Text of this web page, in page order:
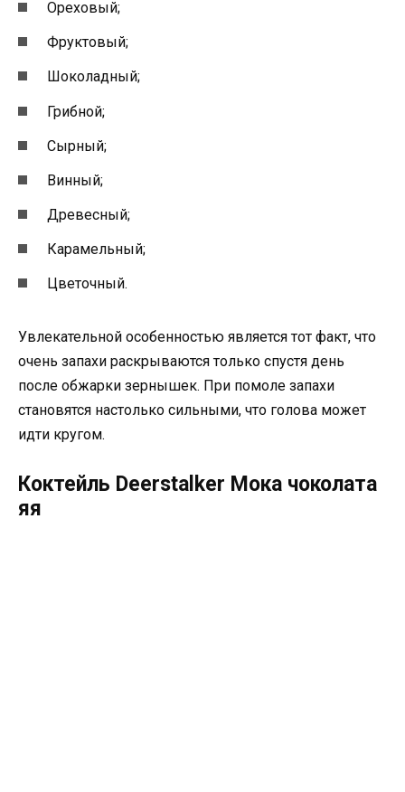
Ореховый;
Фруктовый;
Шоколадный;
Грибной;
Сырный;
Винный;
Древесный;
Карамельный;
Цветочный.
Увлекательной особенностью является тот факт, что
очень запахи раскрываются только спустя день
после обжарки зернышек. При помоле запахи
становятся настолько сильными, что голова может
идти кругом.
Коктейль Deerstalker Мока чоколата
яя